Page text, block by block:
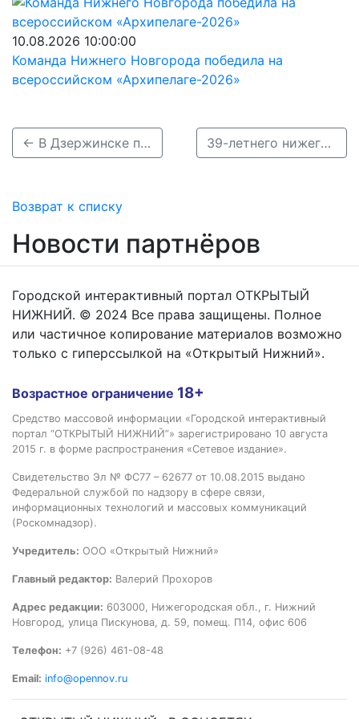
10.08.2026 10:00:00
Команда Нижнего Новгорода победила на
всероссийском «Архипелаге-2026»
← В Дзержинске пятый день ищут Яблокову Екатерину 39-летнего нижегородца Николая Вязанкина нашли погибшим →
Возврат к списку
Новости партнёров
Городской интерактивный портал ОТКРЫТЫЙ
НИЖНИЙ. © 2024 Все права защищены. Полное
или частичное копирование материалов возможно
только с гиперссылкой на «Открытый Нижний».
Возрастное ограничение 18+
Средство массовой информации «Городской интерактивный
портал “ОТКРЫТЫЙ НИЖНИЙ”» зарегистрировано 10 августа
2015 г. в форме распространения «Сетевое издание».
Свидетельство Эл № ФС77 – 62677 от 10.08.2015 выдано
Федеральной службой по надзору в сфере связи,
информационных технологий и массовых коммуникаций
(Роскомнадзор).
Учредитель: ООО «Открытый Нижний»
Главный редактор: Валерий Прохоров
Адрес редакции: 603000, Нижегородская обл., г. Нижний
Новгород, улица Пискунова, д. 59, помещ. П14, офис 606
Телефон: +7 (926) 461-08-48
Email: info@opennov.ru